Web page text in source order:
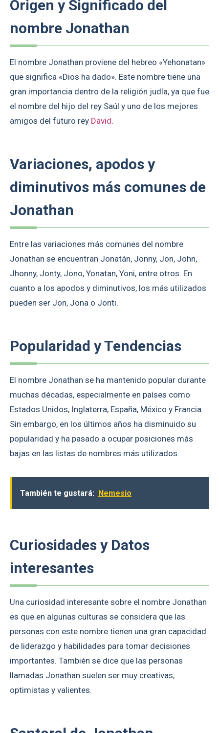
Origen y Significado del
nombre Jonathan
El nombre Jonathan proviene del hebreo «Yehonatan»
que significa «Dios ha dado». Este nombre tiene una
gran importancia dentro de la religión judía, ya que fue
el nombre del hijo del rey Saúl y uno de los mejores
amigos del futuro rey David.
Variaciones, apodos y
diminutivos más comunes de
Jonathan
Entre las variaciones más comunes del nombre
Jonathan se encuentran Jonatán, Jonny, Jon, John,
Jhonny, Jonty, Jono, Yonatan, Yoni, entre otros. En
cuanto a los apodos y diminutivos, los más utilizados
pueden ser Jon, Jona o Jonti.
Popularidad y Tendencias
El nombre Jonathan se ha mantenido popular durante
muchas décadas, especialmente en países como
Estados Unidos, Inglaterra, España, México y Francia.
Sin embargo, en los últimos años ha disminuido su
popularidad y ha pasado a ocupar posiciones más
bajas en las listas de nombres más utilizados.
También te gustará: Nemesio
Curiosidades y Datos
interesantes
Una curiosidad interesante sobre el nombre Jonathan
es que en algunas culturas se considera que las
personas con este nombre tienen una gran capacidad
de liderazgo y habilidades para tomar decisiones
importantes. También se dice que las personas
llamadas Jonathan suelen ser muy creativas,
optimistas y valientes.